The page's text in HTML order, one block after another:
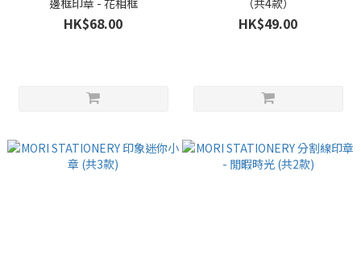
邊框印章 - 花相框
HK$68.00
（共4款）
HK$49.00